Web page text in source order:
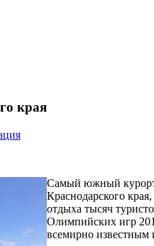
края
Самый южный
Краснодарского
отдыха тысяч
Олимпийских игр
всемирно известным